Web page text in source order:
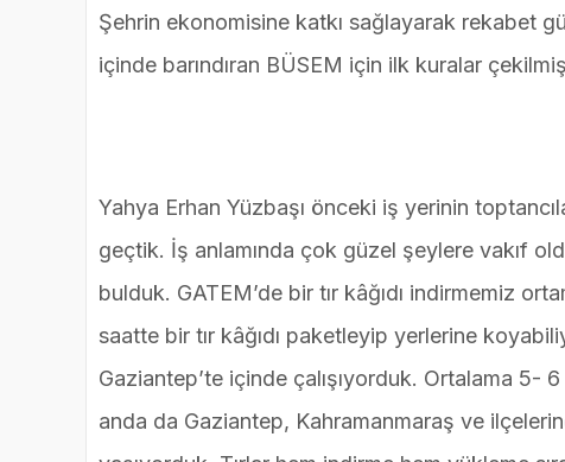
Şehrin ekonomisine katkı sağlayarak rekabet
içinde barındıran BÜSEM için ilk kuralar
Yahya Erhan Yüzbaşı önceki iş yerinin
geçtik. İş anlamında çok güzel şeylere vakıf
bulduk. GATEM’de bir tır kâğıdı indirmemiz
saatte bir tır kâğıdı paketleyip yerlerine
Gaziantep’te içinde çalışıyorduk. Ortalama 5-
anda da Gaziantep, Kahramanmaraş ve